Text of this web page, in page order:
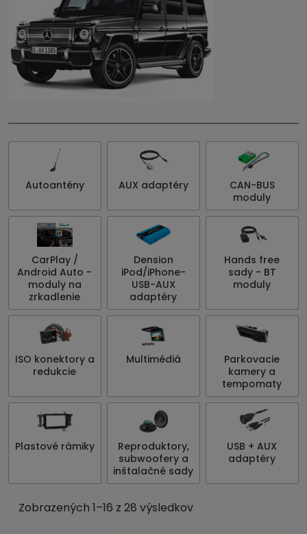
Autoantény AUX adaptéry
CAN-BUS
moduly
CarPlay /
Android Auto -
moduly na
zrkadlenie
Dension
iPod/iPhone-
USB-AUX
adaptéry
Hands free
sady - BT
moduly
ISO konektory a
redukcie
Multimédiá
Parkovacie
kamery a
tempomaty
Plastové rámiky
Reproduktory,
subwoofery a
inštalačné sady
USB + AUX
adaptéry
Zobrazených 1–16 z 28 výsledkov